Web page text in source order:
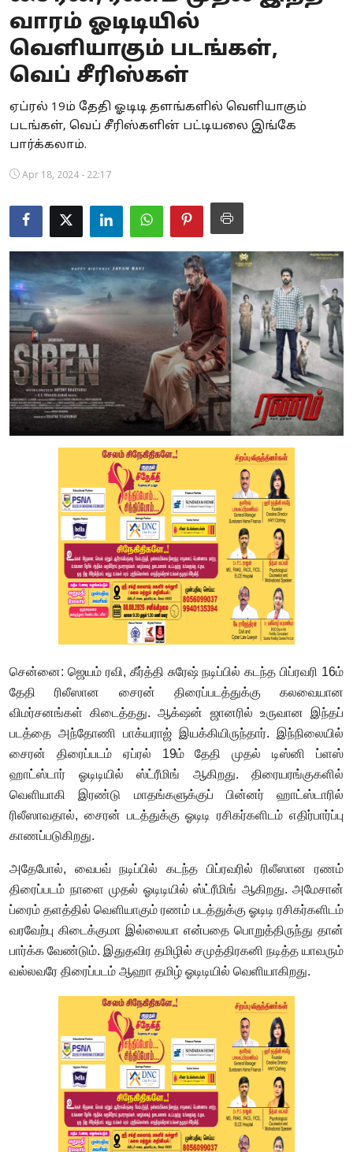
Business
Crime
National
Spirituality
Weather
Politics
வாரம் ஓடிடியில்
வெளியாகும் படங்கள்,
வெப் சீரிஸ்கள்
ஏப்ரல் 19ம் தேதி ஓடிடி தளங்களில் வெளியாகும்
படங்கள், வெப் சீரிஸ்களின் பட்டியலை இங்கே
பார்க்கலாம்.
Apr 18, 2024 - 22:17
சென்னை: ஜெயம் ரவி, கீர்த்தி சுரேஷ் நடிப்பில் கடந்த பிப்ரவரி 16ம்
தேதி ரிலீஸான சைரன் திரைப்படத்துக்கு கலவையான
விமர்சனங்கள் கிடைத்தது. ஆக்‌ஷன் ஜானரில் உருவான இந்தப்
படத்தை அந்தோணி பாக்யராஜ் இயக்கியிருந்தார். இந்நிலையில்
சைரன் திரைப்படம் ஏப்ரல் 19ம் தேதி முதல் டிஸ்னி ப்ளஸ்
ஹாட்ஸ்டார் ஓடிடியில் ஸ்ட்ரீமிங் ஆகிறது. திரையரங்குகளில்
வெளியாகி இரண்டு மாதங்களுக்குப் பின்னர் ஹாட்ஸ்டாரில்
ரிலீஸாவதால், சைரன் படத்துக்கு ஓடிடி ரசிகர்களிடம் எதிர்பார்ப்பு
காணப்படுகிறது.
அதேபோல், வைபவ் நடிப்பில் கடந்த பிப்ரவரில் ரிலீஸான ரணம்
திரைப்படம் நாளை முதல் ஓடிடியில் ஸ்ட்ரீமிங் ஆகிறது. அமேசான்
ப்ரைம் தளத்தில் வெளியாகும் ரணம் படத்துக்கு ஓடிடி ரசிகர்களிடம்
வரவேற்பு கிடைக்குமா இல்லையா என்பதை பொறுத்திருந்து தான்
பார்க்க வேண்டும். இதுதவிர தமிழில் சமுத்திரகனி நடித்த யாவரும்
வல்லவரே திரைப்படம் ஆஹா தமிழ் ஓடிடியில் வெளியாகிறது.